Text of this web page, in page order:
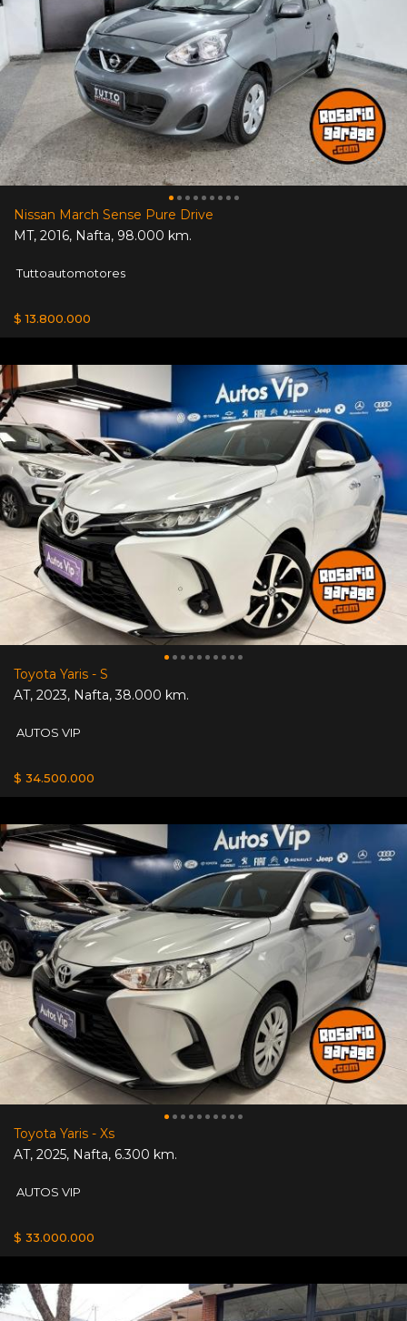
Nissan March Sense Pure Drive
MT, 2016, Nafta, 98.000 km.
Tuttoautomotores
$ 13.800.000
Toyota Yaris - S
AT, 2023, Nafta,38.000 km.
AUTOS VIP
$ 34.500.000
Toyota Yaris - Xs
AT, 2025, Nafta, 6.300 km.
AUTOS VIP
$ 33.000.000